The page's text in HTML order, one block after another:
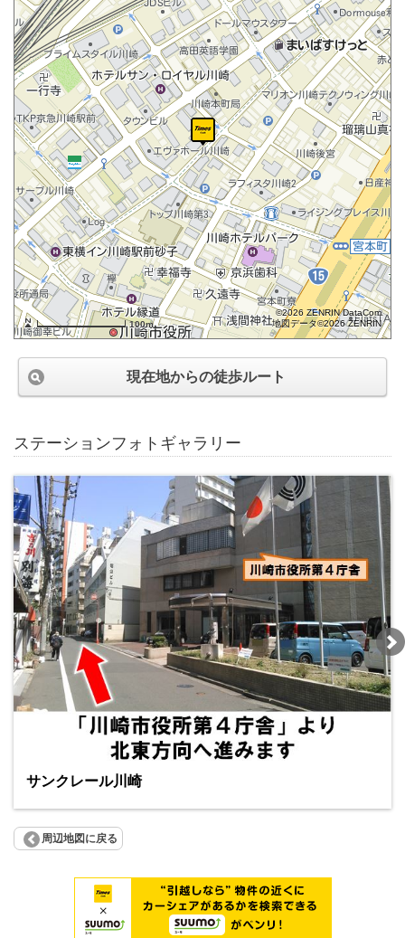
100m
©2026 ZENRIN DataCom
地図データ©2026 ZENRIN
現在地からの徒歩ルート
ステーションフォトギャラリー
サンクレール川崎
周辺地図に戻る